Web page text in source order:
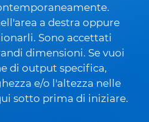
a destra oppure
Sono accettati
dimensioni. Se vuoi
di output specifica,
e/o l'altezza nelle
sotto prima di iniziare.